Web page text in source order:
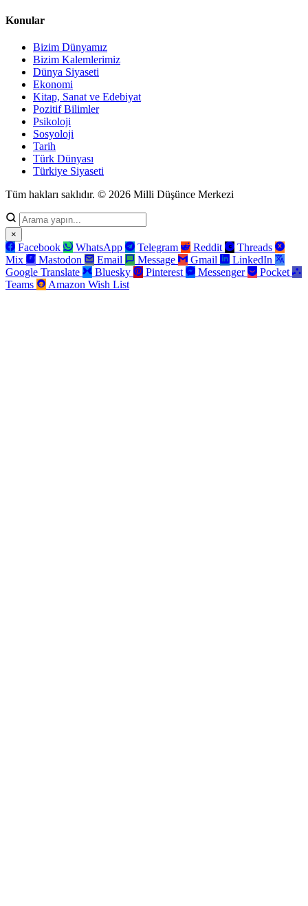
Konular
Bizim Dünyamız
Bizim Kalemlerimiz
Dünya Siyaseti
Ekonomi
Kitap, Sanat ve Edebiyat
Pozitif Bilimler
Psikoloji
Sosyoloji
Tarih
Türk Dünyası
Türkiye Siyaseti
Tüm hakları saklıdır. © 2026 Milli Düşünce Merkezi
×
Facebook WhatsApp Telegram Reddit
Threads
Mix
Mastodon Email Message Gmail
LinkedIn
Google Translate
Bluesky Pinterest Messenger
Pocket
Teams
Amazon Wish List